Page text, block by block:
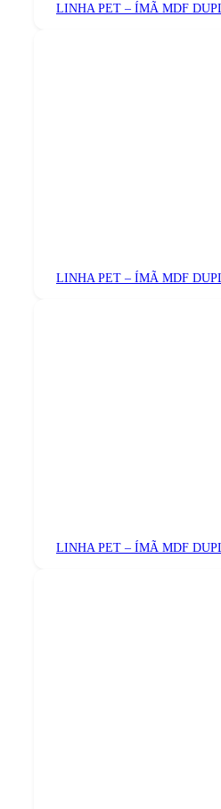
LINHA PET – ÍMÃ MDF
LINHA PET – ÍMÃ MDF
LINHA PET – ÍMÃ MDF